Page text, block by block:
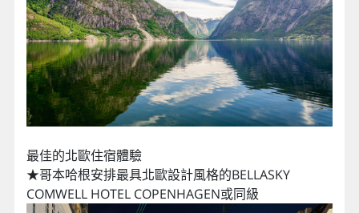
最佳的北歐住宿體驗
★哥本哈根安排最具北歐設計風格的BELLASKY
COMWELL HOTEL COPENHAGEN或同級